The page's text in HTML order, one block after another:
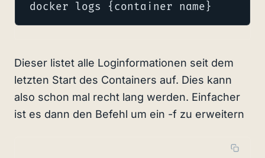
docker logs {container name}
Dieser listet alle Loginformationen seit dem
letzten Start des Containers auf. Dies kann
also schon mal recht lang werden. Einfacher
ist es dann den Befehl um ein -f zu erweitern